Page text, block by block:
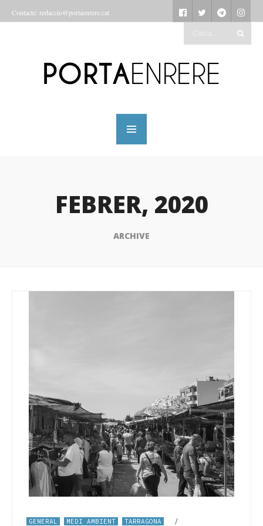
Contacte: redaccio@portaenrere.cat
FEBRER, 2020
ARCHIVE
GENERAL MEDI AMBIENT TARRAGONA /